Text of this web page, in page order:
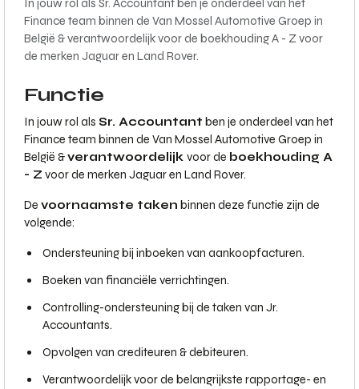
In jouw rol als Sr. Accountant ben je onderdeel van het
Finance team binnen de Van Mossel Automotive Groep in
België & verantwoordelijk voor de boekhouding A - Z voor
de merken Jaguar en Land Rover.
Functie
In jouw rol als Sr. Accountant ben je onderdeel van het
Finance team binnen de Van Mossel Automotive Groep in
België &verantwoordelijk voor de boekhouding A
- Z voor de merken Jaguar en Land Rover.
De voornaamste taken binnen deze functie zijn de
volgende:
Ondersteuning bij inboeken van aankoopfacturen.
Boeken van financiële verrichtingen.
Controlling-ondersteuning bij de taken van Jr.
Accountants.
Opvolgen van crediteuren & debiteuren.
Verantwoordelijk voor de belangrijkste rapportage- en